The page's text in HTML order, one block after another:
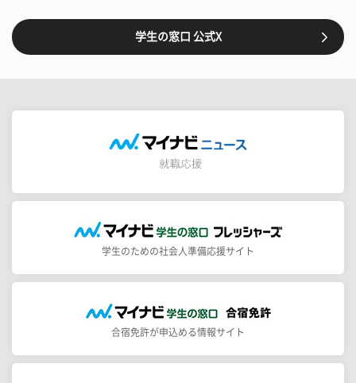
学生の窓口 公式X
学生のための社会人準備応援サイト
合宿免許が申込める情報サイト